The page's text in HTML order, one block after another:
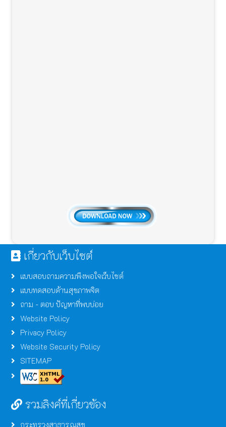
เกี่ยวกับเว็บไซต์
แบบสอบถามความพึงพอใจเว็บไซต์
แบบทดสอบด้านสุขภาพจิต
ถาม - ตอบ ปัญหาที่พบบ่อย
Website Policy
Privacy Policy
Website Security Policy
SITEMAP
รวมลิงค์ที่เกี่ยวข้อง
กระทรวงสาธารณสุข